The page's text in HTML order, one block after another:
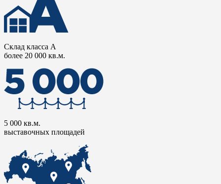
Склад класса А
более 20 000 кв.м.
5 000 кв.м.
выставочных площадей